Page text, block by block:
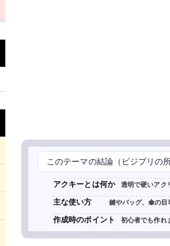
このテーマの結論（ビジプリの所
アクキーとは何か 透明で硬いアク
主な使い方 鍵やバッグ、傘の
作成時のポイント 初心者でも作れ